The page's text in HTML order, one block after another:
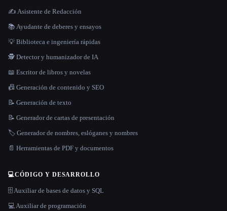
✍️ Asistente de Redacción
📚 Ayudante de deberes y ensayos
💡 Biblioteca e ingeniería rápidas
🕵️ Detector y humanizador de IA
📖 Escritor de libros y novelas
📠 Generación de contenido y SEO
📝 Generación de texto
📝 Generador de cartas de presentación
🏷️ Generador de nombres, eslóganes y nombres
📄 Herramientas de PDF y documentos
💻CÓDIGO Y DESARROLLO
🗄️ Auxiliar de bases de datos y SQL
💻 Auxiliar de programación